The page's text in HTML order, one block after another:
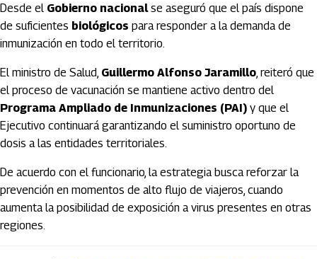
Desde el Gobierno nacionalse aseguró que el país dispone
de suficientes biológicos para responder a la demanda de
inmunización en todo el territorio.
El ministro de Salud, Guillermo Alfonso Jaramillo, reiteró que
el proceso de vacunación se mantiene activo dentro del
Programa Ampliado de Inmunizaciones (PAI) y que el
Ejecutivo continuará garantizando el suministro oportuno de
dosis a las entidades territoriales.
De acuerdo con el funcionario, la estrategia busca reforzar la
prevención en momentos de alto flujo de viajeros, cuando
aumenta la posibilidad de exposición a virus presentes en otras
regiones.